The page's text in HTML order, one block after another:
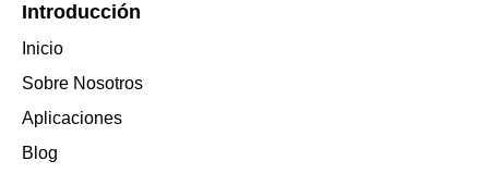
Introducción
Inicio
Sobre Nosotros
Aplicaciones
Blog